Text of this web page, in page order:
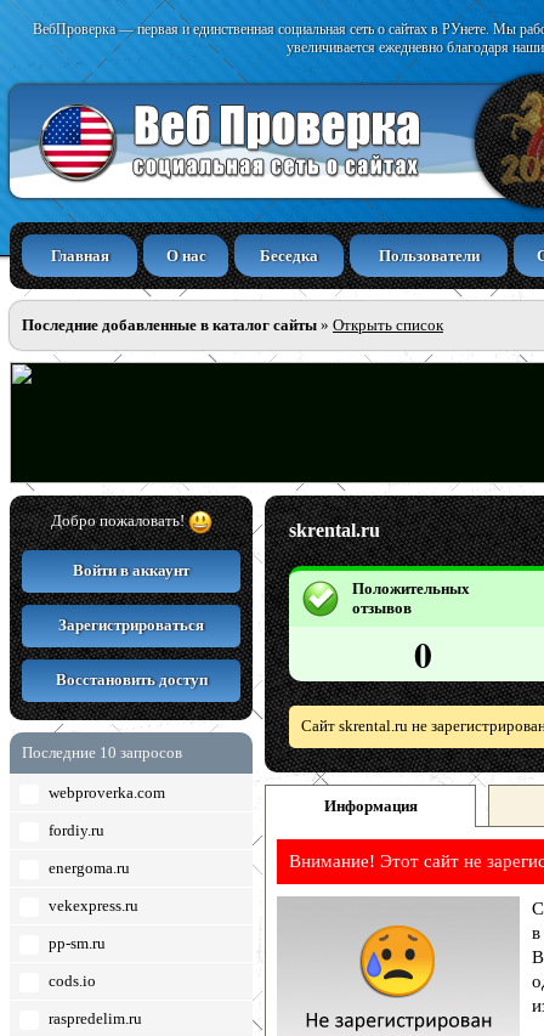
ВебПроверка — первая и единственная социальная сеть о сайтах в РУнете. Мы
увеличивается ежедневно благодаря
Главная О нас Беседка Пользователи
Последние добавленные в каталог сайты » Открыть список
Добро пожаловать!
Войти в аккаунт
Зарегистрироваться
Восстановить доступ
Последние 10 запросов
webproverka.com
fordiy.ru
energoma.ru
vekexpress.ru
pp-sm.ru
cods.io
raspredelim.ru
skrental.ru
Положительных
отзывов
0
Сайт skrental.ru не
Информация
Внимание! Этот сайт не